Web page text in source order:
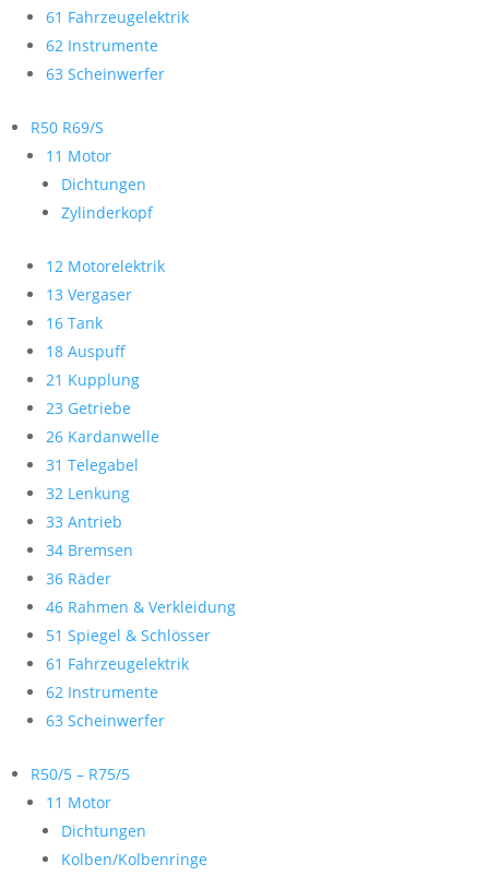
61 Fahrzeugelektrik
62 Instrumente
63 Scheinwerfer
R50 R69/S
11 Motor
Dichtungen
Zylinderkopf
12 Motorelektrik
13 Vergaser
16 Tank
18 Auspuff
21 Kupplung
23 Getriebe
26 Kardanwelle
31 Telegabel
32 Lenkung
33 Antrieb
34 Bremsen
36 Räder
46 Rahmen & Verkleidung
51 Spiegel & Schlösser
61 Fahrzeugelektrik
62 Instrumente
63 Scheinwerfer
R50/5 – R75/5
11 Motor
Dichtungen
Kolben/Kolbenringe